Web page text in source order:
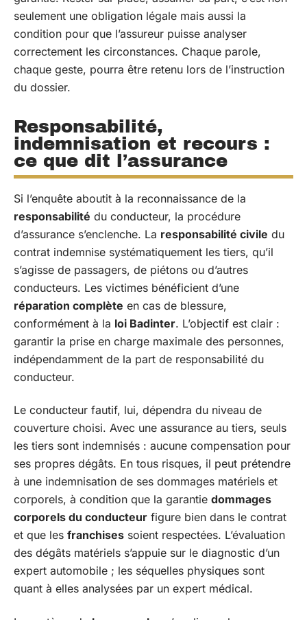
seulement une obligation légale mais aussi la
condition pour que l’assureur puisse analyser
correctement les circonstances. Chaque parole,
chaque geste, pourra être retenu lors de l’instruction
du dossier.
Responsabilité,
indemnisation et recours :
ce que dit l’assurance
Si l’enquête aboutit à la reconnaissance de la
responsabilité du conducteur, la procédure
d’assurance s’enclenche. La responsabilité civile du
contrat indemnise systématiquement les tiers, qu’il
s’agisse de passagers, de piétons ou d’autres
conducteurs. Les victimes bénéficient d’une
réparation complète en cas de blessure,
conformément à la loi Badinter. L’objectif est clair :
garantir la prise en charge maximale des personnes,
indépendamment de la part de responsabilité du
conducteur.
Le conducteur fautif, lui, dépendra du niveau de
couverture choisi. Avec une assurance au tiers, seuls
les tiers sont indemnisés : aucune compensation pour
ses propres dégâts. En tous risques, il peut prétendre
à une indemnisation de ses dommages matériels et
corporels, à condition que la garantie dommages
corporels du conducteur figure bien dans le contrat
et que les franchises soient respectées. L’évaluation
des dégâts matériels s’appuie sur le diagnostic d’un
expert automobile ; les séquelles physiques sont
quant à elles analysées par un expert médical.